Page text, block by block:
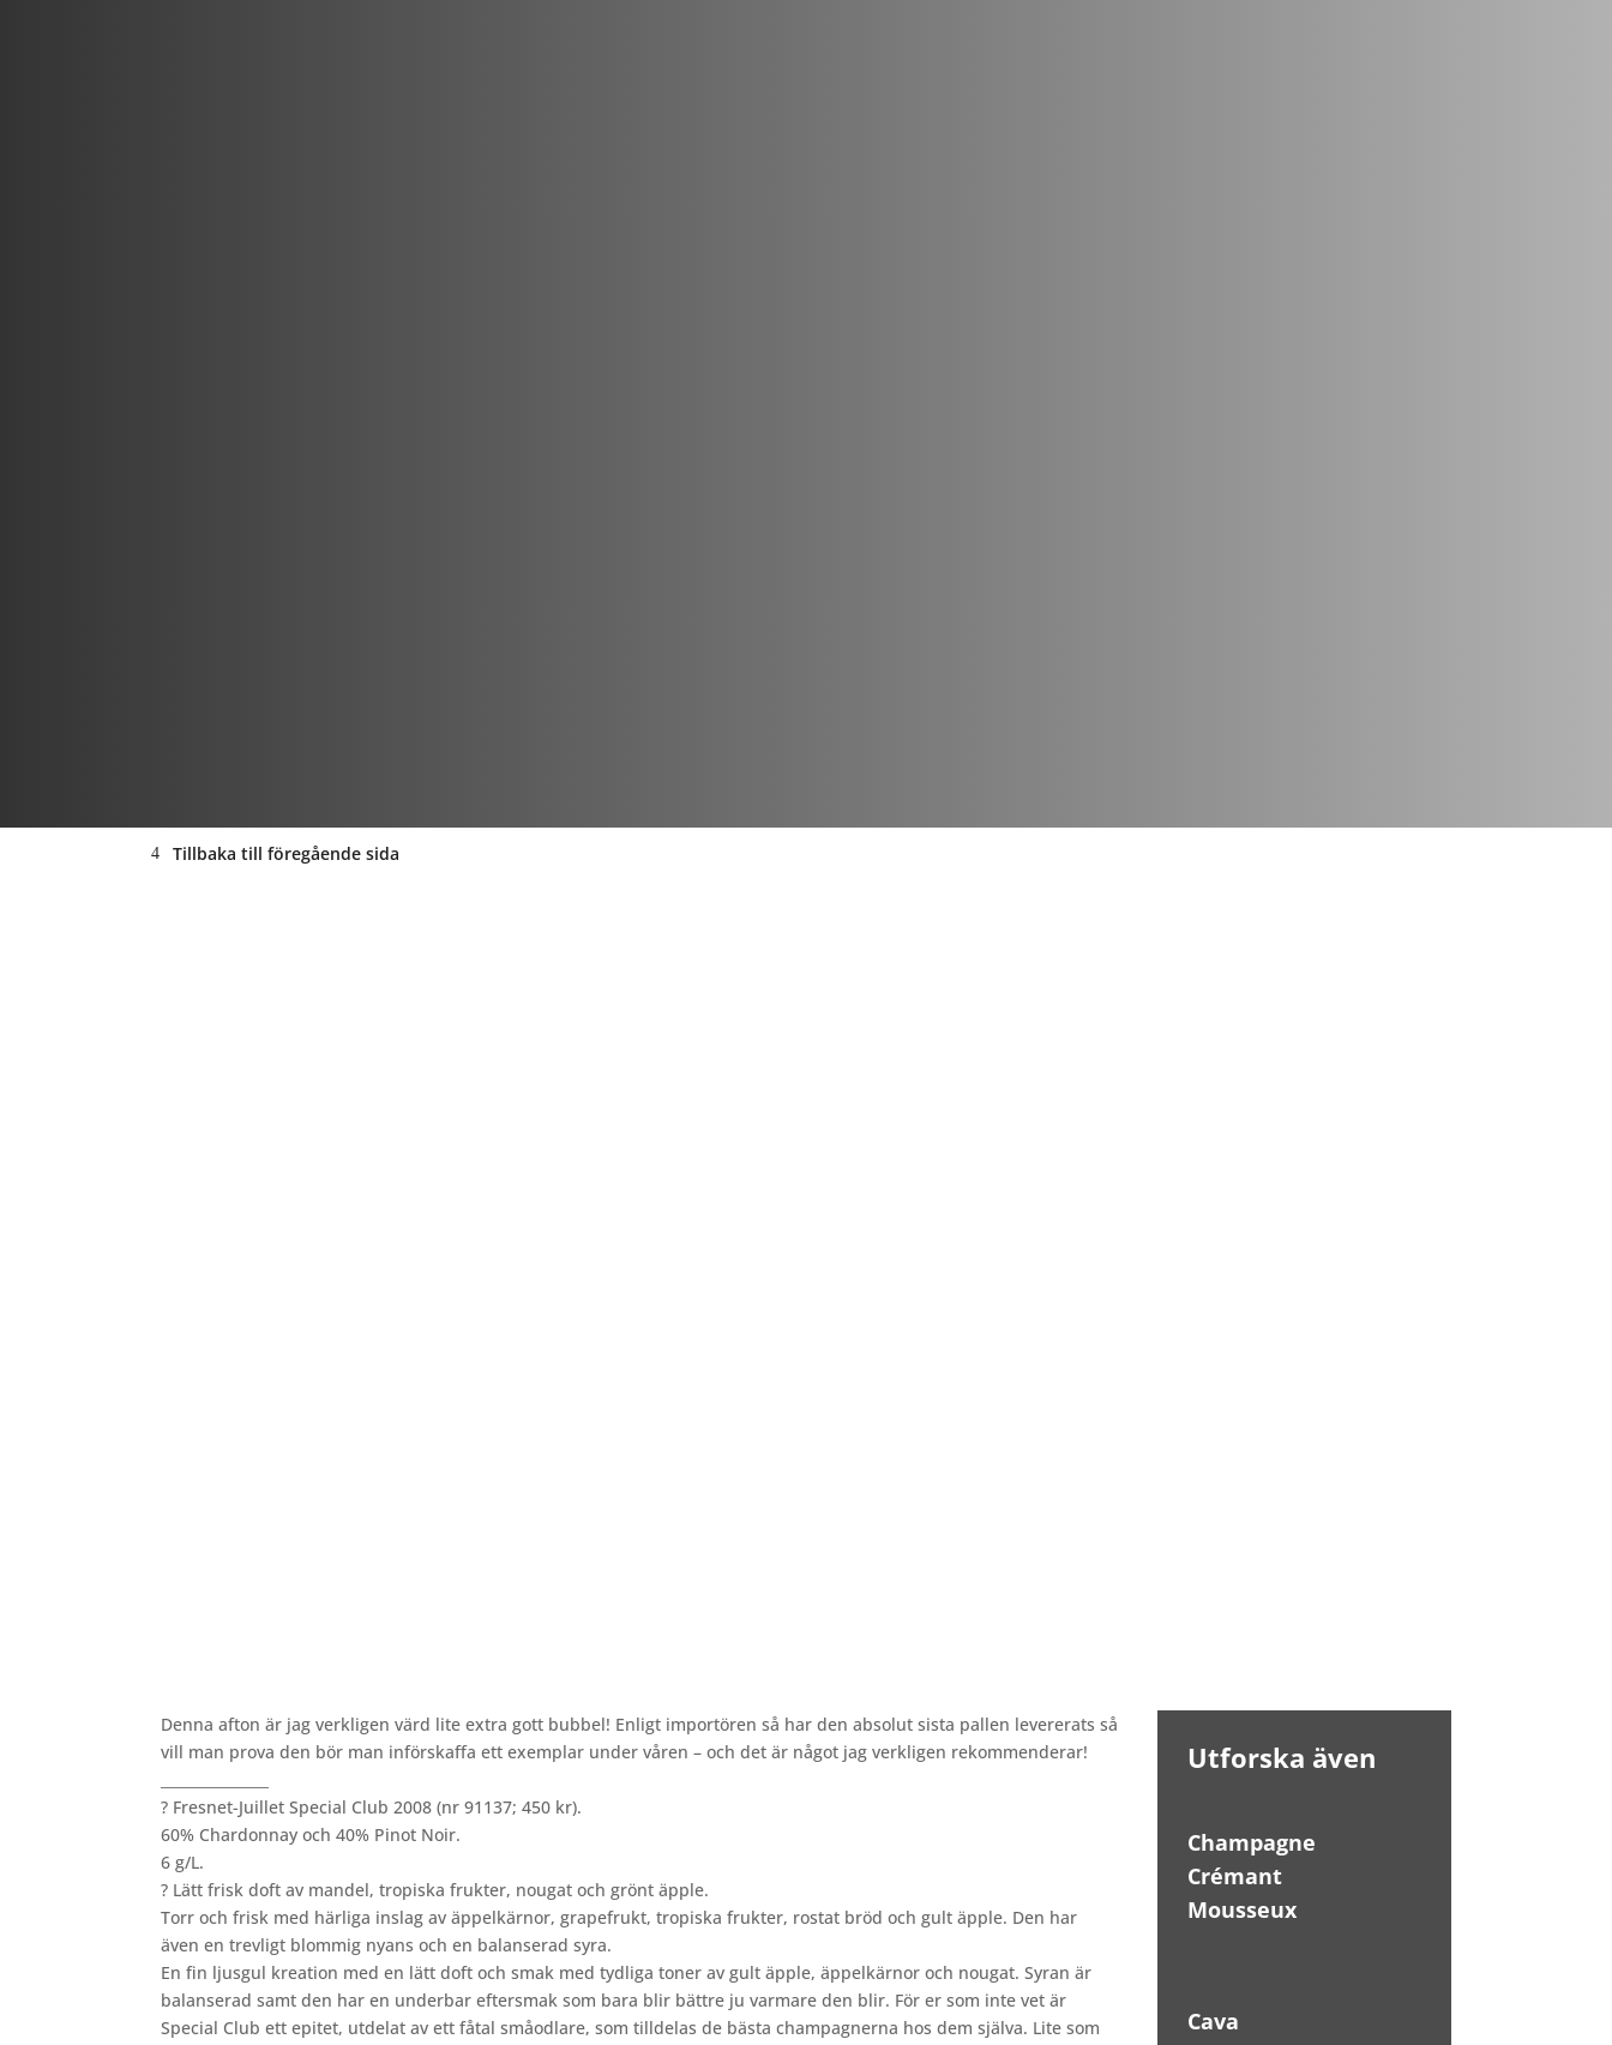
Tillbaka till föregående sida
Denna afton är jag verkligen värd lite extra gott bubbel! Enligt importören så har den absolut sista pallen levererats så
vill man prova den bör man införskaffa ett exemplar under våren – och det är något jag verkligen rekommenderar!
? Fresnet-Juillet Special Club 2008 (nr 91137; 450 kr).
60% Chardonnay och 40% Pinot Noir.
6 g/L.
? Lätt frisk doft av mandel, tropiska frukter, nougat och grönt äpple.
Torr och frisk med härliga inslag av äppelkärnor, grapefrukt, tropiska frukter, rostat bröd och gult äpple. Den har
även en trevligt blommig nyans och en balanserad syra.
En fin ljusgul kreation med en lätt doft och smak med tydliga toner av gult äpple, äppelkärnor och nougat. Syran är
balanserad samt den har en underbar eftersmak som bara blir bättre ju varmare den blir. För er som inte vet är
Special Club ett epitet, utdelat av ett fåtal småodlare, som tilldelas de bästa champagnerna hos dem själva. Lite som
Utforska även
Champagne
Crémant
Mousseux
Cava